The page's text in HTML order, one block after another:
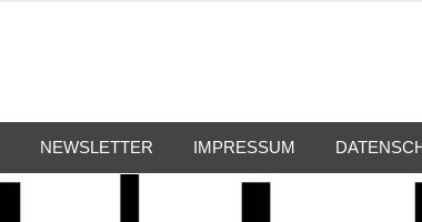
NEWSLETTER IMPRESSUM